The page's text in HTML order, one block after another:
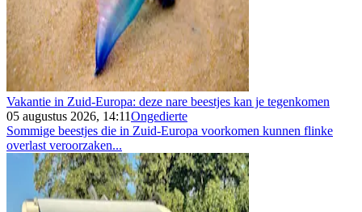
Vakantie in Zuid-Europa: deze nare beestjes kan je tegenkomen
05 augustus 2026, 14:11Ongedierte
Sommige beestjes die in Zuid-Europa voorkomen kunnen flinke
overlast veroorzaken...